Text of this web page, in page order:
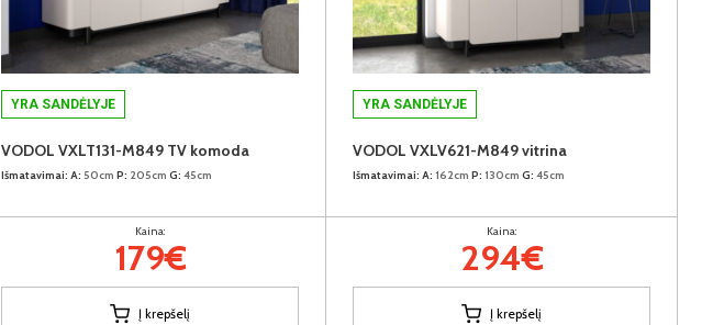
YRA SANDĖLYJE
VODOL VXLT131-M849 TV komoda
Išmatavimai: A: 50cm P: 205cm G: 45cm
Kaina:
179€
Į krepšelį
YRA SANDĖLYJE
VODOL VXLV621-M849 vitrina
Išmatavimai: A: 162cm P: 130cm G: 45cm
Kaina:
294€
Į krepšelį